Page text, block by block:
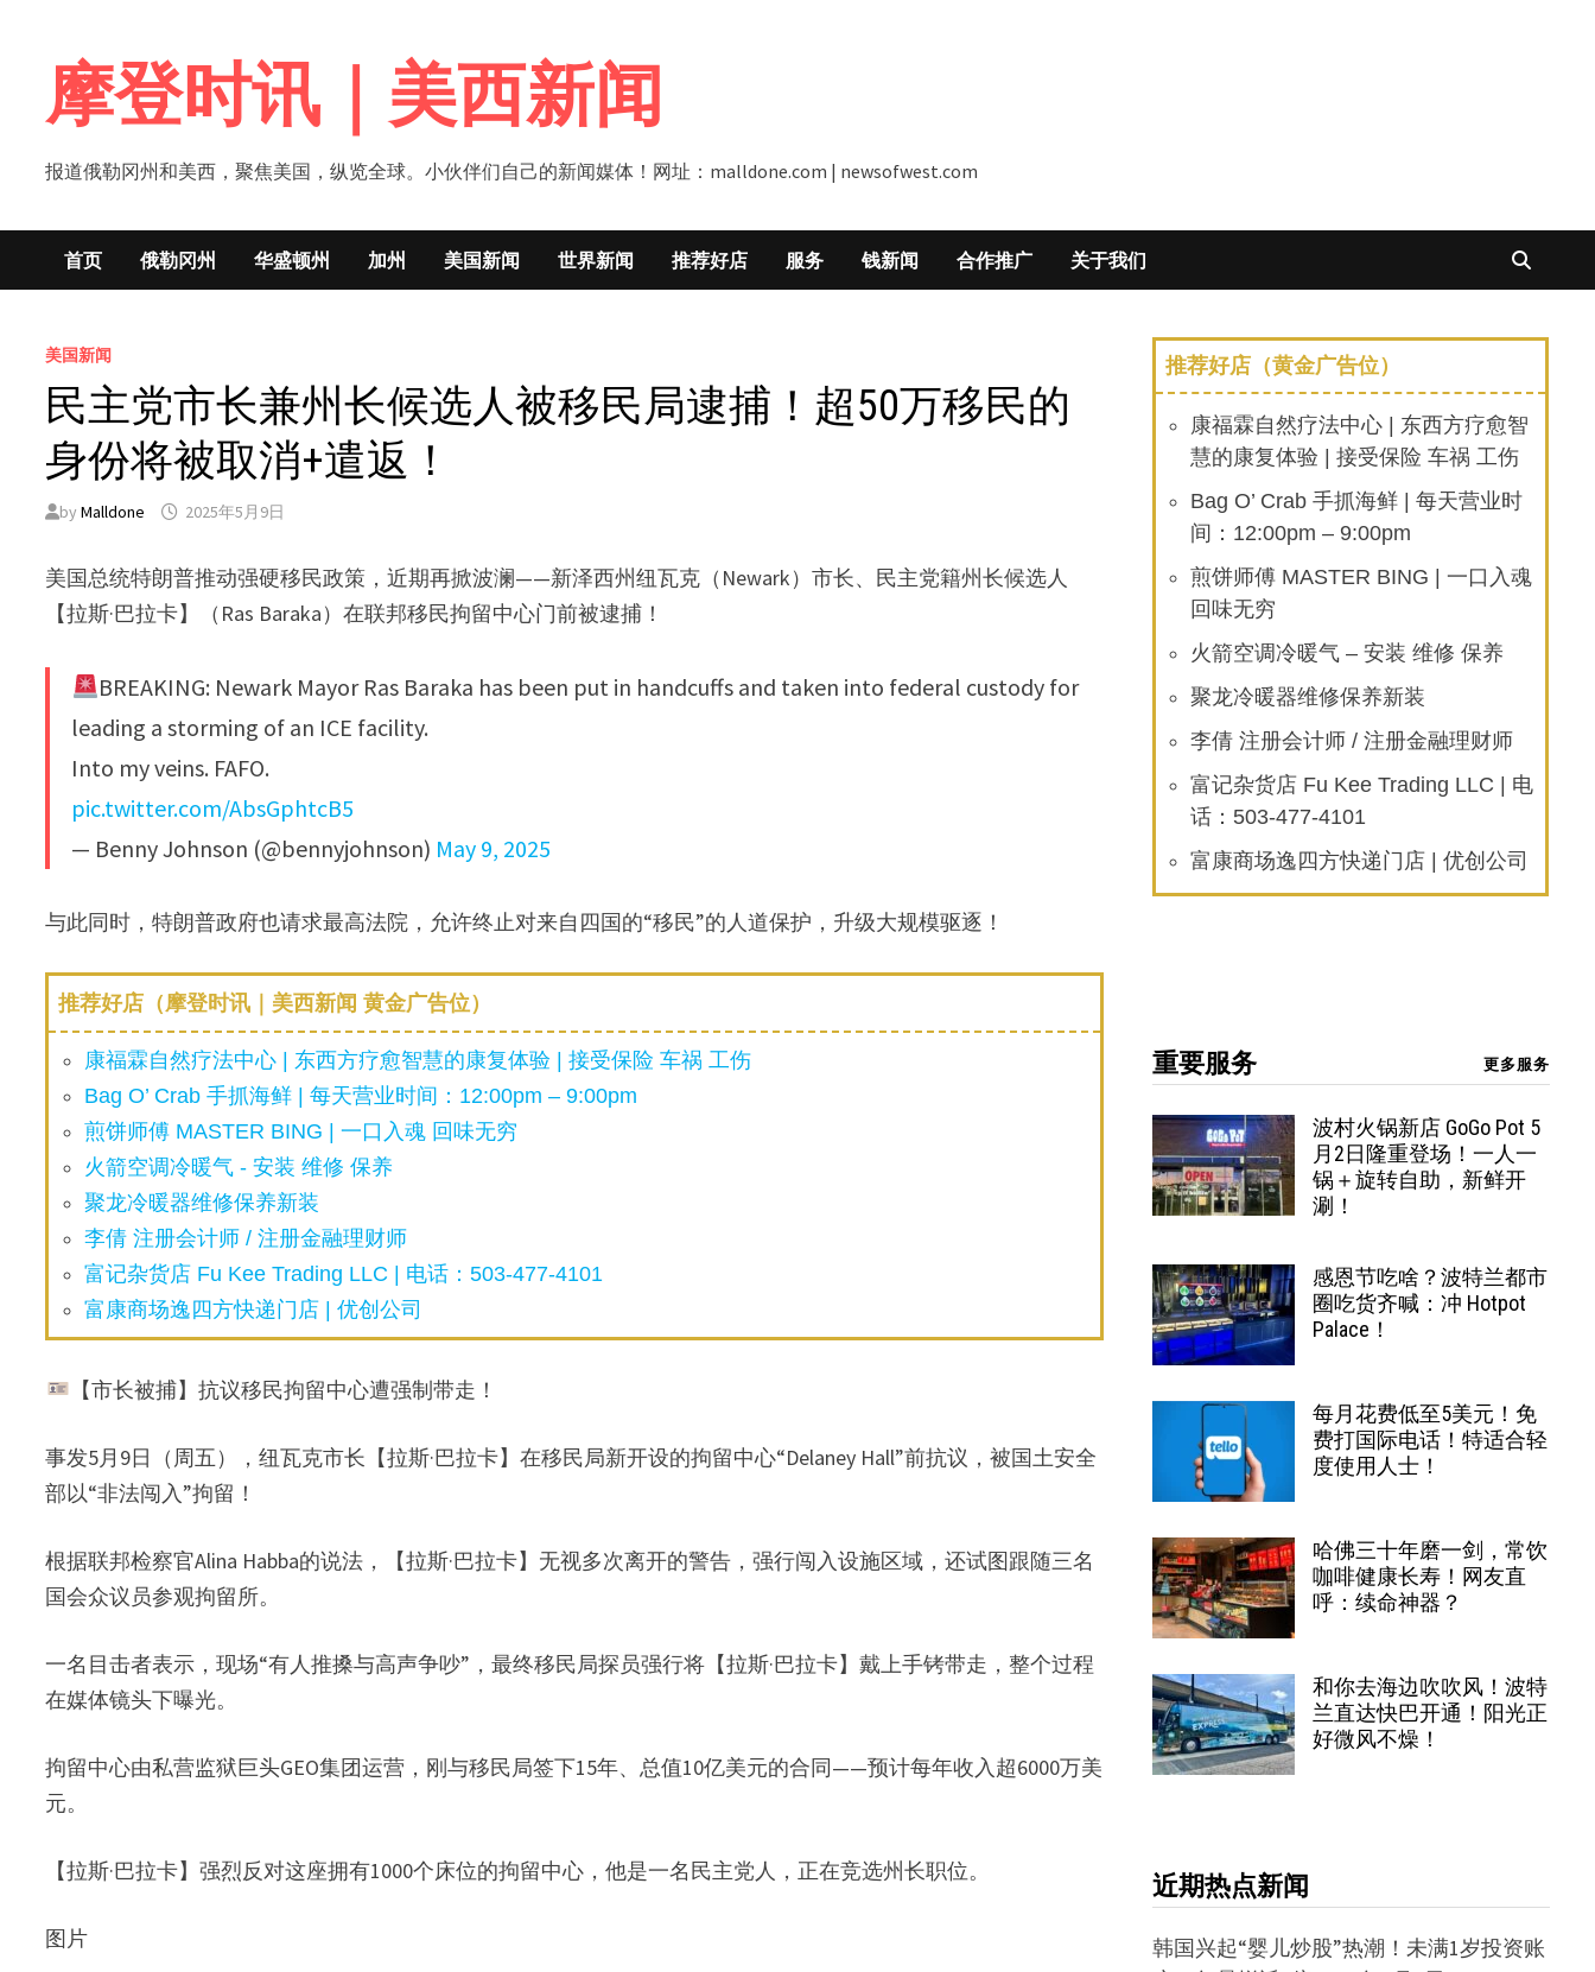
content摩登时讯｜美西新闻
报道俄勒冈州和美西，聚焦美国，纵览全球。小伙伴们自己的新闻媒体！网址：malldone.com | newsofwest.com
首页 俄勒冈州 华盛顿州 加州 美国新闻 世界新闻 推荐好店 服务 钱新闻 合作推广 关于我们
美国新闻
民主党市长兼州长候选人被移民局逮捕！超50万移民的
身份将被取消+遣返！
byMalldone 2025年5月9日
美国总统特朗普推动强硬移民政策，近期再掀波澜——新泽西州纽瓦克（Newark）市长、民主党籍州长候选人
【拉斯·巴拉卡】（Ras Baraka）在联邦移民拘留中心门前被逮捕！
BREAKING: Newark Mayor Ras Baraka has been put in handcuffs and taken into federal custody for
leading a storming of an ICE facility.
Into my veins. FAFO.
pic.twitter.com/AbsGphtcB5
— Benny Johnson (@bennyjohnson) May 9, 2025
与此同时，特朗普政府也请求最高法院，允许终止对来自四国的“移民”的人道保护，升级大规模驱逐！
推荐好店（摩登时讯｜美西新闻 黄金广告位）
康福霖自然疗法中心 | 东西方疗愈智慧的康复体验 | 接受保险 车祸 工伤
Bag O’ Crab 手抓海鲜 | 每天营业时间：12:00pm – 9:00pm
煎饼师傅 MASTER BING | 一口入魂 回味无穷
火箭空调冷暖气 - 安装 维修 保养
聚龙冷暖器维修保养新装
李倩 注册会计师 / 注册金融理财师
富记杂货店 Fu Kee Trading LLC | 电话：503-477-4101
富康商场逸四方快递门店 | 优创公司
【市长被捕】抗议移民拘留中心遭强制带走！
事发5月9日（周五），纽瓦克市长【拉斯·巴拉卡】在移民局新开设的拘留中心“Delaney Hall”前抗议，被国土安全
部以“非法闯入”拘留！
根据联邦检察官Alina Habba的说法，【拉斯·巴拉卡】无视多次离开的警告，强行闯入设施区域，还试图跟随三名
国会众议员参观拘留所。
一名目击者表示，现场“有人推搡与高声争吵”，最终移民局探员强行将【拉斯·巴拉卡】戴上手铐带走，整个过程
在媒体镜头下曝光。
拘留中心由私营监狱巨头GEO集团运营，刚与移民局签下15年、总值10亿美元的合同——预计每年收入超6000万美
元。
【拉斯·巴拉卡】强烈反对这座拥有1000个床位的拘留中心，他是一名民主党人，正在竞选州长职位。
图片
推荐好店（黄金广告位）
康福霖自然疗法中心 | 东西方疗愈智
慧的康复体验 | 接受保险 车祸 工伤
Bag O’ Crab 手抓海鲜 | 每天营业时
间：12:00pm – 9:00pm
煎饼师傅 MASTER BING | 一口入魂
回味无穷
火箭空调冷暖气 – 安装 维修 保养
聚龙冷暖器维修保养新装
李倩 注册会计师 / 注册金融理财师
富记杂货店 Fu Kee Trading LLC | 电
话：503-477-4101
富康商场逸四方快递门店 | 优创公司
重要服务 更多服务
波村火锅新店 GoGo Pot 5
月2日隆重登场！一人一
锅＋旋转自助，新鲜开
涮！
感恩节吃啥？波特兰都市
圈吃货齐喊：冲 Hotpot
Palace！
每月花费低至5美元！免
费打国际电话！特适合轻
度使用人士！
哈佛三十年磨一剑，常饮
咖啡健康长寿！网友直
呼：续命神器？
和你去海边吹吹风！波特
兰直达快巴开通！阳光正
好微风不燥！
近期热点新闻
韩国兴起“婴儿炒股”热潮！未满1岁投资账